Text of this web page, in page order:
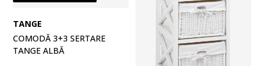
TANGE
COMODĂ 3+3 SERTARE
TANGE ALBĂ